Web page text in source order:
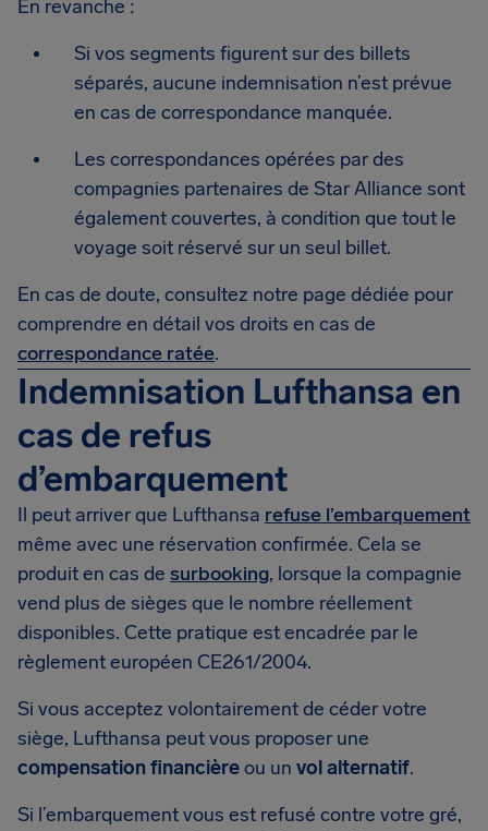
En revanche :
Si vos segments figurent sur des billets
séparés, aucune indemnisation n’est prévue
en cas de correspondance manquée.
Les correspondances opérées par des
compagnies partenaires de Star Alliance sont
également couvertes, à condition que tout le
voyage soit réservé sur un seul billet.
En cas de doute, consultez notre page dédiée pour
comprendre en détail vos droits en cas de
correspondance ratée.
Indemnisation Lufthansa en
cas de refus
d’embarquement
Il peut arriver que Lufthansa refuse l’embarquement
même avec une réservation confirmée. Cela se
produit en cas de surbooking, lorsque la compagnie
vend plus de sièges que le nombre réellement
disponibles. Cette pratique est encadrée par le
règlement européen CE261/2004.
Si vous acceptez volontairement de céder votre
siège, Lufthansa peut vous proposer une
compensation financièreou un vol alternatif.
Si l’embarquement vous est refusé contre votre gré,